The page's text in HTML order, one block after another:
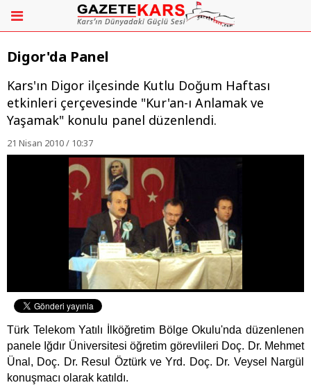
Digor'da Panel
Kars'ın Digor ilçesinde Kutlu Doğum Haftası
etkinleri çerçevesinde "Kur'an-ı Anlamak ve
Yaşamak" konulu panel düzenlendi.
21 Nisan 2010 / 10:37
Türk Telekom Yatılı İlköğretim Bölge Okulu'nda düzenlenen
panele Iğdır Üniversitesi öğretim görevlileri Doç. Dr. Mehmet
Ünal, Doç. Dr. Resul Öztürk ve Yrd. Doç. Dr. Veysel Nargül
konuşmacı olarak katıldı.